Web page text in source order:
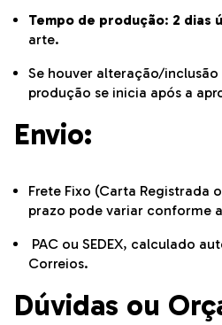
Tempo de produção: 2 dias
arte.
Se houver alteração/
produção se inicia após a
Envio:
Frete Fixo (Carta Registrada
prazo pode variar conforme
PAC ou SEDEX, calculado
Correios.
Dúvidas ou